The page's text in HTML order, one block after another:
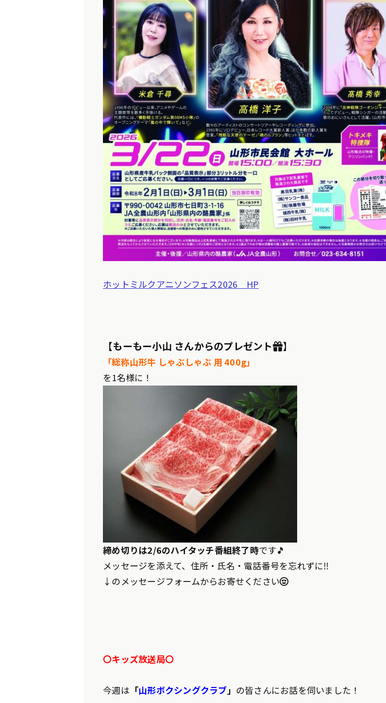
ホットミルクアニソンフェス2026 HP
【もーもー小山 さんからのプレゼント🎁】
「総称山形牛 しゃぶしゃぶ 用 400g」
を1名様に！
締め切りは2/6のハイタッチ番組終了時です🎵
メッセージを添えて、住所・氏名・電話番号を忘れずに‼
↓のメッセージフォームからお寄せください😍
〇キッズ放送局〇
今週は 「山形ボクシングクラブ」 の皆さんにお話を伺いました！